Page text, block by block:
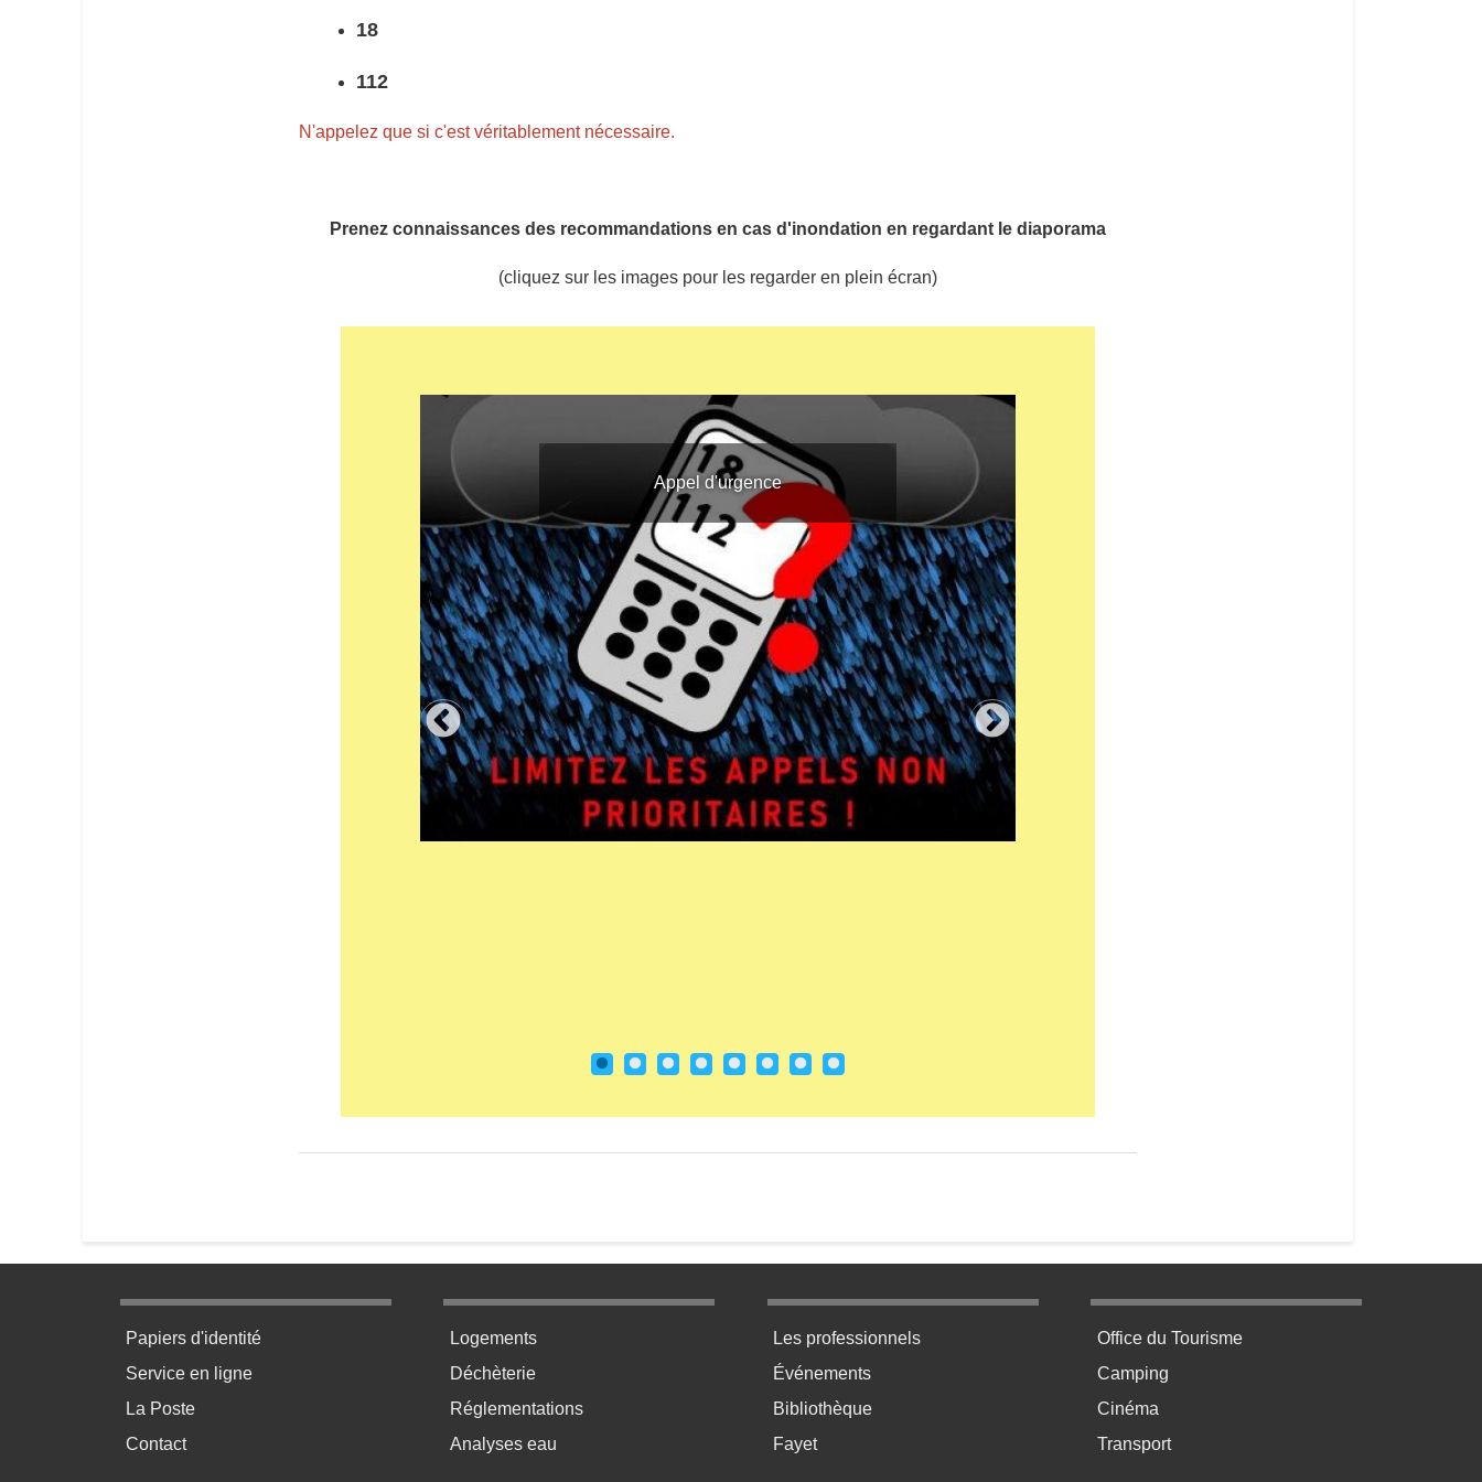
18
112
N'appelez que si c'est véritablement nécessaire.
Prenez connaissances des recommandations en cas d'inondation en regardant le diaporama
(cliquez sur les images pour les regarder en plein écran)
Appel d'urgence
Menu pratique bas de page 1
Papiers d'identité
Service en ligne
La Poste
Contact
Menu pratique bas de page 2
Logements
Déchèterie
Réglementations
Analyses eau
Menu pratique bas de page 3
Les professionnels
Événements
Bibliothèque
Fayet
Menu pratique bas de page 4
Office du Tourisme
Camping
Cinéma
Transport